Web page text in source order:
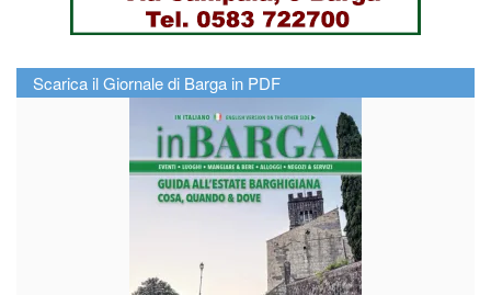
Scarica il Giornale di Barga in PDF